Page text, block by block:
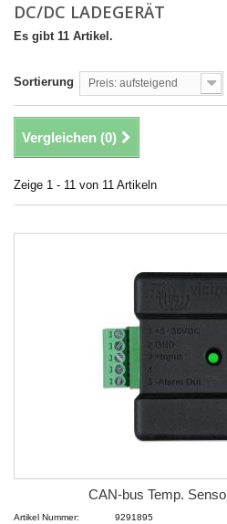
DC/DC LADEGERÄT
Es gibt 11 Artikel.
Sortierung Preis: aufsteigend
Vergleichen (0)
Zeige 1 - 11 von 11 Artikeln
CAN-bus Temp.
Artikel Nummer:
9291895